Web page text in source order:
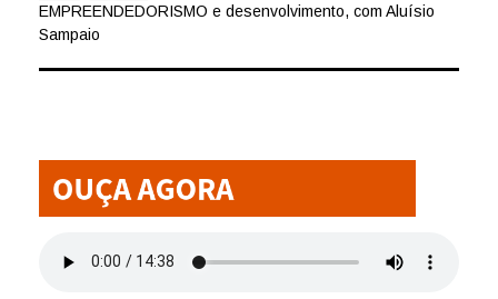
EMPREENDEDORISMO e desenvolvimento, com Aluísio
Sampaio